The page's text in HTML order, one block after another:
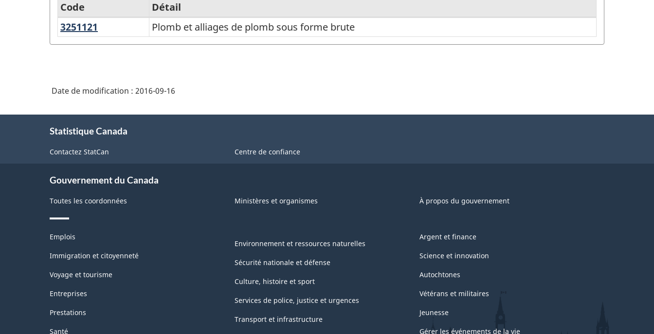
Système
de
produits
l'Amérique
Nord
2012
version
1.2
-
Structure
classification
Code
Détail
3251121
et
sous
Plomb et alliages de plomb sous forme brute
Date de modification : 2016-09-16
Statistique Canada
Contactez StatCan Centre de confiance
Gouvernement du Canada
Toutes les coordonnées Ministères et organismes À propos du gouvernement
Thèmes
sujets
Emplois
Immigration et citoyenneté
Voyage et tourisme
Entreprises
Prestations
Santé
Environnement et ressources naturelles
Sécurité nationale et défense
Culture, histoire et sport
Services de police, justice et urgences
Transport et infrastructure
Argent et finance
Science et innovation
Autochtones
Vétérans et militaires
Jeunesse
Gérer les événements de la vie